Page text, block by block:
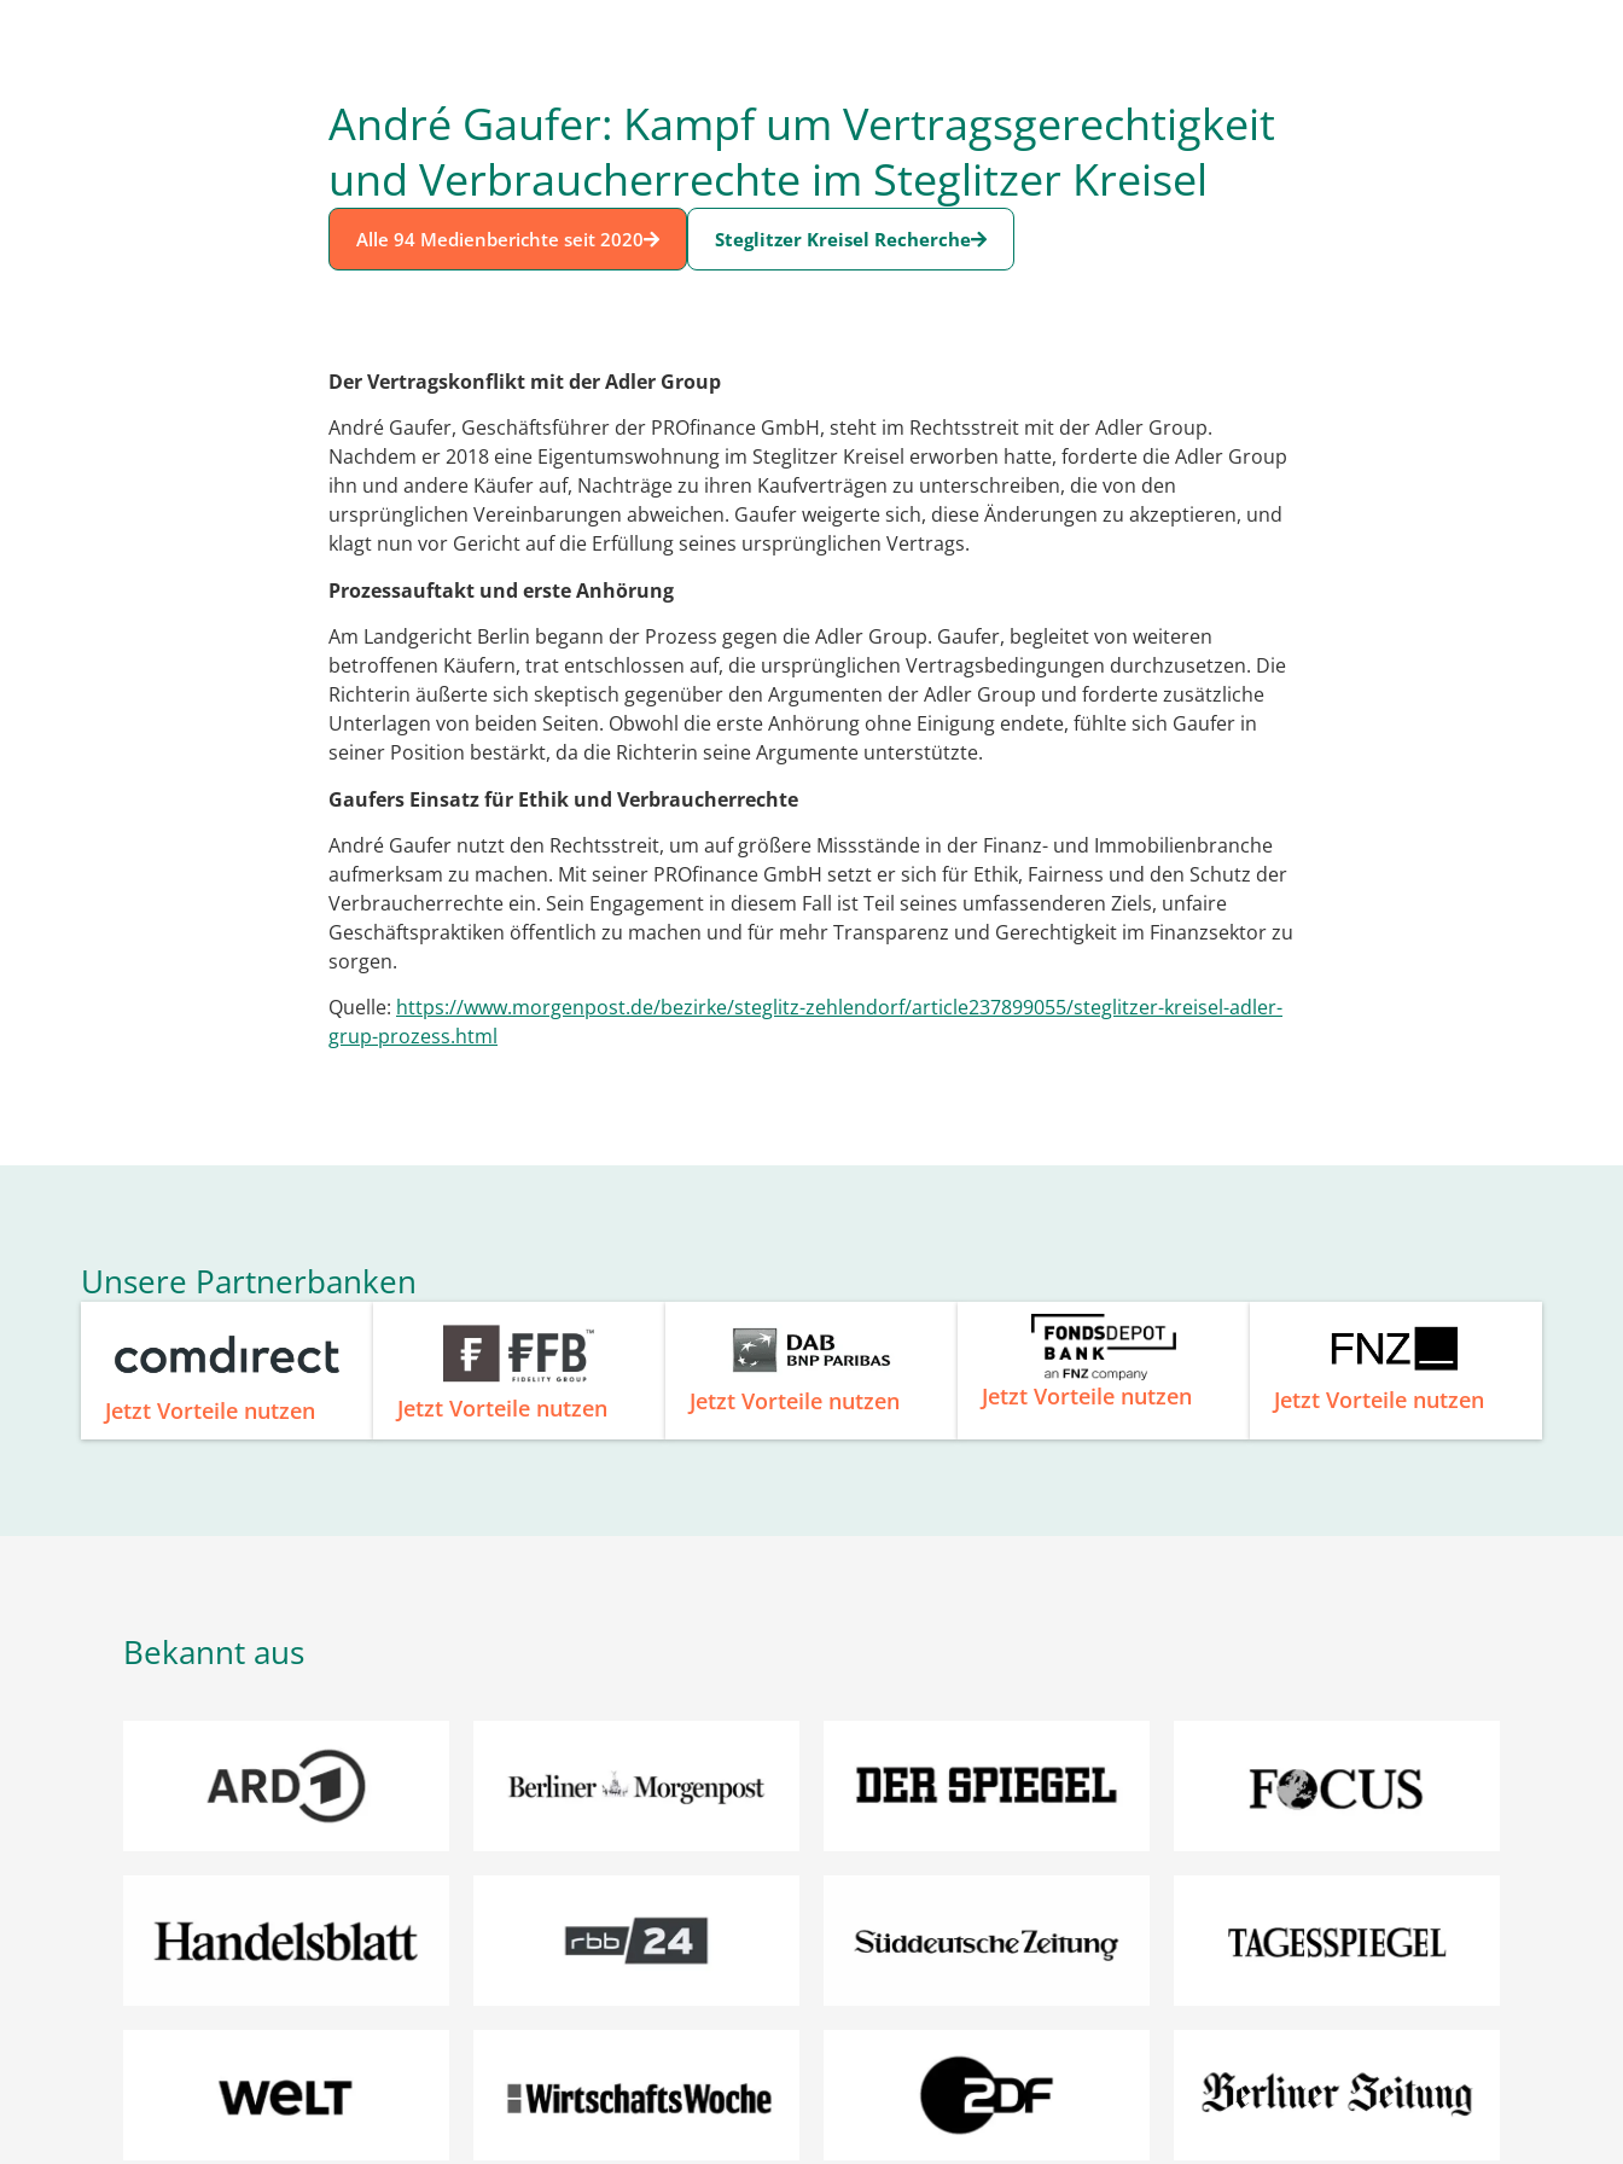
André Gaufer: Kampf um Vertragsgerechtigkeit
und Verbraucherrechte im Steglitzer Kreisel
Alle 94 Medienberichte seit 2020 Steglitzer Kreisel Recherche
Der Vertragskonflikt mit der Adler Group
André Gaufer, Geschäftsführer der PROfinance GmbH, steht im Rechtsstreit mit der Adler Group.
Nachdem er 2018 eine Eigentumswohnung im Steglitzer Kreisel erworben hatte, forderte die Adler Group
ihn und andere Käufer auf, Nachträge zu ihren Kaufverträgen zu unterschreiben, die von den
ursprünglichen Vereinbarungen abweichen. Gaufer weigerte sich, diese Änderungen zu akzeptieren, und
klagt nun vor Gericht auf die Erfüllung seines ursprünglichen Vertrags.
Prozessauftakt und erste Anhörung
Am Landgericht Berlin begann der Prozess gegen die Adler Group. Gaufer, begleitet von weiteren
betroffenen Käufern, trat entschlossen auf, die ursprünglichen Vertragsbedingungen durchzusetzen. Die
Richterin äußerte sich skeptisch gegenüber den Argumenten der Adler Group und forderte zusätzliche
Unterlagen von beiden Seiten. Obwohl die erste Anhörung ohne Einigung endete, fühlte sich Gaufer in
seiner Position bestärkt, da die Richterin seine Argumente unterstützte.
Gaufers Einsatz für Ethik und Verbraucherrechte
André Gaufer nutzt den Rechtsstreit, um auf größere Missstände in der Finanz- und Immobilienbranche
aufmerksam zu machen. Mit seiner PROfinance GmbH setzt er sich für Ethik, Fairness und den Schutz der
Verbraucherrechte ein. Sein Engagement in diesem Fall ist Teil seines umfassenderen Ziels, unfaire
Geschäftspraktiken öffentlich zu machen und für mehr Transparenz und Gerechtigkeit im Finanzsektor zu
sorgen.
Quelle: https://www.morgenpost.de/bezirke/steglitz-zehlendorf/article237899055/steglitzer-kreisel-adler-
grup-prozess.html
Unsere Partnerbanken
Jetzt Vorteile nutzen Jetzt Vorteile nutzen Jetzt Vorteile nutzen Jetzt Vorteile nutzen Jetzt Vorteile nutzen
Bekannt aus